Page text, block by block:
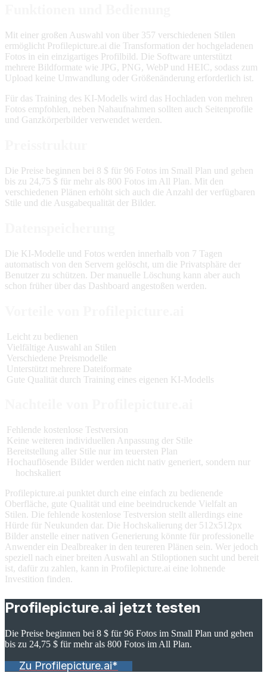
Mit einer großen Auswahl von über 357 verschiedenen Stilen
ermöglicht Profilepicture.ai die Transformation der hochgeladenen
Fotos in ein einzigartiges Profilbild. Die Software unterstützt
mehrere Bildformate wie JPG, PNG, WebP und HEIC, sodass zum
Upload keine Umwandlung oder Größenänderung erforderlich ist.
Für das Training des KI-Modells wird das Hochladen von mehren
Fotos empfohlen, neben Nahaufnahmen sollten auch Seitenprofile
und Ganzkörperbilder verwendet werden.
Die Preise beginnen bei 8 $ für 96 Fotos im Small Plan und gehen
bis zu 24,75 $ für mehr als 800 Fotos im All Plan. Mit den
verschiedenen Plänen erhöht sich auch die Anzahl der verfügbaren
Stile und die Ausgabequalität der Bilder.
Die KI-Modelle und Fotos werden innerhalb von 7 Tagen
automatisch von den Servern gelöscht, um die Privatsphäre der
Benutzer zu schützen. Der manuelle Löschung kann aber auch
schon früher über das Dashboard angestoßen werden.
Leicht zu bedienen
Vielfältige Auswahl an Stilen
Verschiedene Preismodelle
Unterstützt mehrere Dateiformate
Gute Qualität durch Training eines eigenen KI-Modells
Fehlende kostenlose Testversion
Keine weiteren individuellen Anpassung der Stile
Bereitstellung aller Stile nur im teuersten Plan
Hochauflösende Bilder werden nicht nativ generiert, sondern nur
hochskaliert
Profilepicture.ai punktet durch eine einfach zu bedienende
Oberfläche, gute Qualität und eine beeindruckende Vielfalt an
Stilen. Die fehlende kostenlose Testversion stellt allerdings eine
Hürde für Neukunden dar. Die Hochskalierung der 512x512px
Bilder anstelle einer nativen Generierung könnte für professionelle
Anwender ein Dealbreaker in den teureren Plänen sein. Wer jedoch
speziell nach einer breiten Auswahl an Stiloptionen sucht und bereit
ist, dafür zu zahlen, kann in Profilepicture.ai eine lohnende
Investition finden.
Profilepicture.ai jetzt testen
Die Preise beginnen bei 8 $ für 96 Fotos im Small Plan und gehen
bis zu 24,75 $ für mehr als 800 Fotos im All Plan.
Zu Profilepicture.ai*